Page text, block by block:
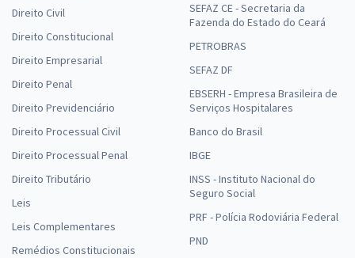
Direito Civil
Direito Constitucional
Direito Empresarial
Direito Penal
Direito Previdenciário
Direito Processual Civil
Direito Processual Penal
Direito Tributário
Leis
Leis Complementares
Remédios Constitucionais
SEFAZ CE - Secretaria da
Fazenda do Estado do Ceará
PETROBRAS
SEFAZ DF
EBSERH - Empresa Brasileira de
Serviços Hospitalares
Banco do Brasil
IBGE
INSS - Instituto Nacional do
Seguro Social
PRF - Polícia Rodoviária Federal
PND